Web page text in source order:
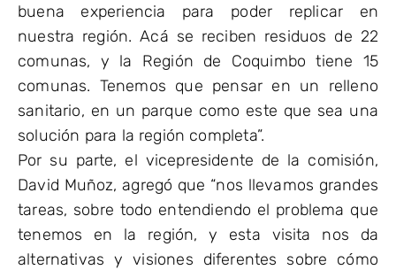
buena experiencia para poder replicar en
nuestra región. Acá se reciben residuos de 22
comunas, y la Región de Coquimbo tiene 15
comunas. Tenemos que pensar en un relleno
sanitario, en un parque como este que sea una
solución para la región completa”.
Por su parte, el vicepresidente de la comisión,
David Muñoz, agregó que “nos llevamos grandes
tareas, sobre todo entendiendo el problema que
tenemos en la región, y esta visita nos da
alternativas y visiones diferentes sobre cómo